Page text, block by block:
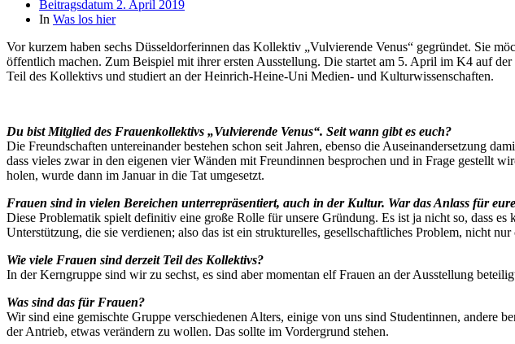
Beitragsdatum 2. April 2019
In Was los hier
Vor kurzem haben sechs Düsseldorferinnen das Kollektiv „Vulvierende Venus“ gegründet. Sie
öffentlich machen. Zum Beispiel mit ihrer ersten Ausstellung. Die startet am 5. April im K4 auf
Teil des Kollektivs und studiert an der Heinrich-Heine-Uni Medien- und Kulturwissenschaften.
Du bist Mitglied des Frauenkollektivs „Vulvierende Venus“. Seit wann gibt es euch?
Die Freundschaften untereinander bestehen schon seit Jahren, ebenso die Auseinandersetzung
dass vieles zwar in den eigenen vier Wänden mit Freundinnen besprochen und in Frage gestellt
holen, wurde dann im Januar in die Tat umgesetzt.
Frauen sind in vielen Bereichen unterrepräsentiert, auch in der Kultur. War das Anlass für
Diese Problematik spielt definitiv eine große Rolle für unsere Gründung. Es ist ja nicht so, dass
Unterstützung, die sie verdienen; also das ist ein strukturelles, gesellschaftliches Problem, nicht
Wie viele Frauen sind derzeit Teil des Kollektivs?
In der Kerngruppe sind wir zu sechst, es sind aber momentan elf Frauen an der Ausstellung
Was sind das für Frauen?
Wir sind eine gemischte Gruppe verschiedenen Alters, einige von uns sind Studentinnen, andere
der Antrieb, etwas verändern zu wollen. Das sollte im Vordergrund stehen.